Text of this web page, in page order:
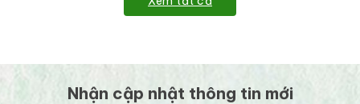
Nhận cập nhật thông tin mới